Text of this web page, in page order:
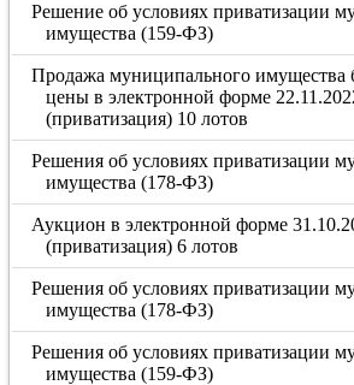
Решение об условиях приватизации
имущества (159-ФЗ)
Продажа муниципального имущества
цены в электронной форме
(приватизация) 10 лотов
Решения об условиях приватизации
имущества (178-ФЗ)
Аукцион в электронной форме
(приватизация) 6 лотов
Решения об условиях приватизации
имущества (178-ФЗ)
Решения об условиях приватизации
имущества (159-ФЗ)